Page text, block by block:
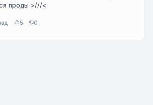
проды >///<
5 0